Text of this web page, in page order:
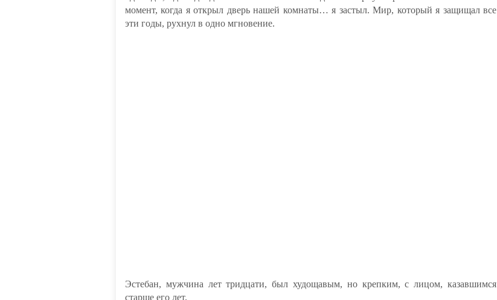
момент, когда я открыл дверь нашей комнаты… я застыл. Мир, который я защищал все
эти годы, рухнул в одно мгновение.
Эстебан, мужчина лет тридцати, был худощавым, но крепким, с лицом, казавшимся
старше его лет.